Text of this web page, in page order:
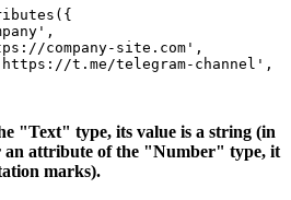
company-site.com',
t.me/telegram-channel',
"Text" type, its value is a string (in
an attribute of the "Number" type, it
marks).